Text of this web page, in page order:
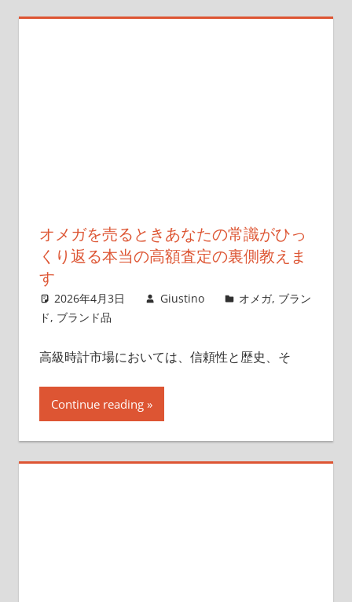
オメガを売るときあなたの常識がひっ
くり返る本当の高額査定の裏側教えま
す
2026年4月3日 Giustino オメガ, ブラン
ド, ブランド品
高級時計市場においては、信頼性と歴史、そ
Continue reading